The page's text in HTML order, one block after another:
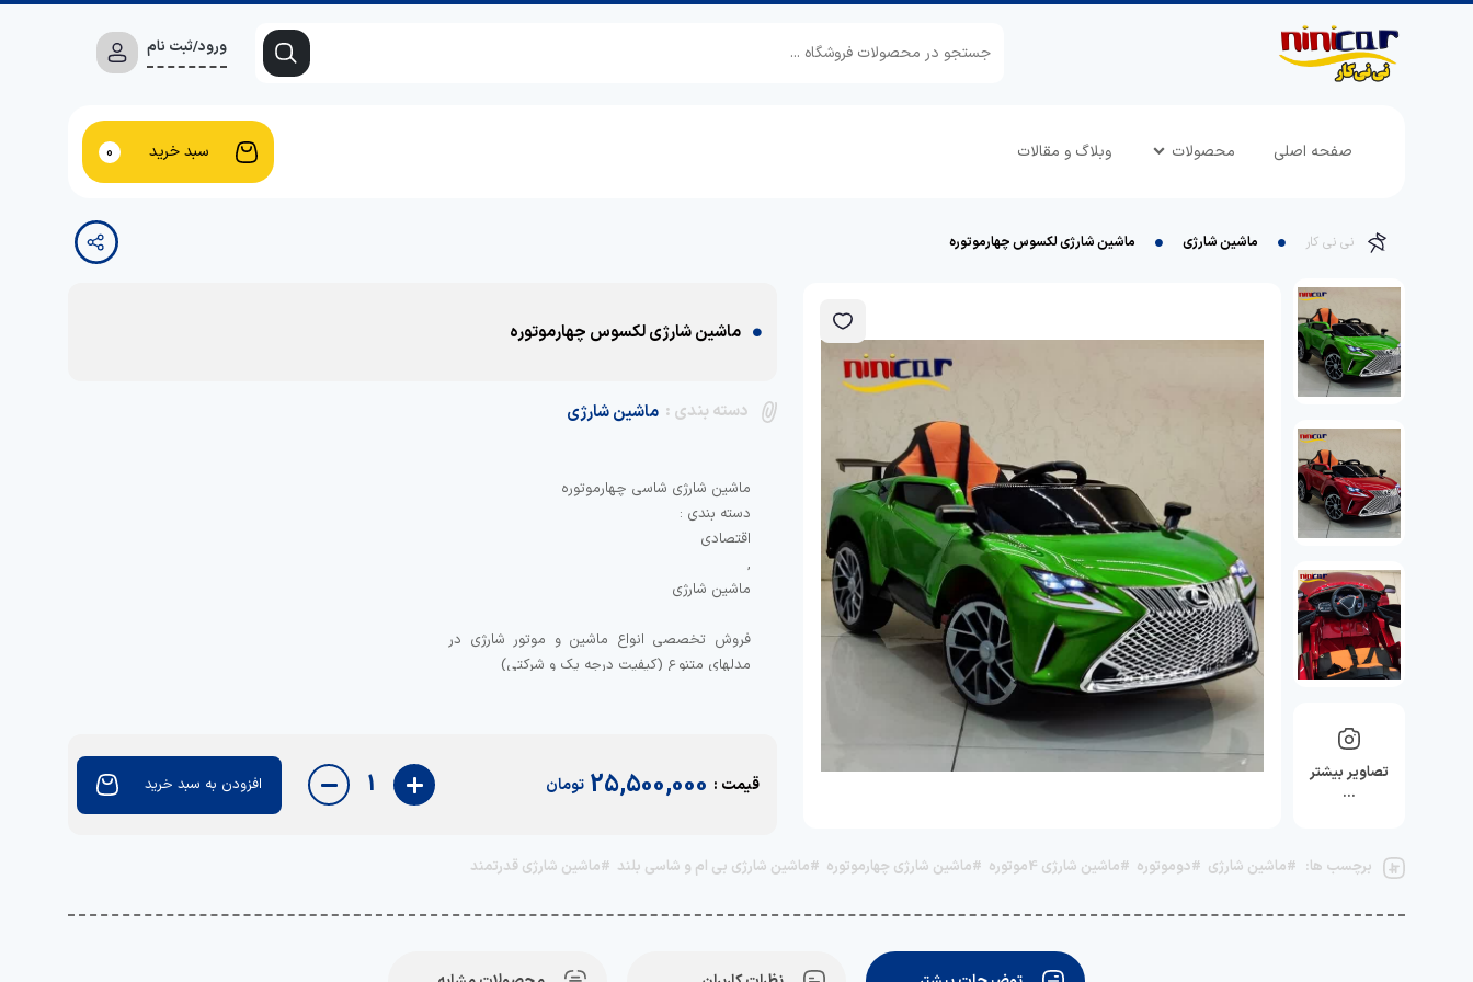
ورود/ثبت نام
صفحه اصلی محصولات وبلاگ و مقالات سبد خرید 0
نی نی کار ماشین شارژی ماشین شارژی لکسوس چهارموتوره
تصاویر بیشتر
…
ماشین شارژی لکسوس چهارموتوره
دسته بندی : ماشین شارژی
فروش تخصصی انواع ماشین و موتور شارژی در
یا جهت دریافت کانال مدلها به همراه توضیحات و
راه ترانسفو ، بازارآرین ، خ صاحب الزمان ، جنب
قیمت : 25,500,000 تومان 1 افزودن به سبد خرید
برچسب ها: #ماشین شارژی #دوموتوره #ماشین شارژی 4موتوره #ماشین شارژی چهارموتوره #ماشین شارژی بی ام و شاسی بلند #ماشین شارژی قدرتمند